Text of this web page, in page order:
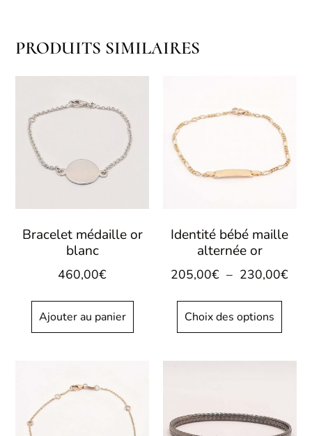
PRODUITS SIMILAIRES
Bracelet médaille or
blanc
460,00€
Ajouter au panier
Identité bébé maille
alternée or
205,00€ – 230,00€
Choix des options